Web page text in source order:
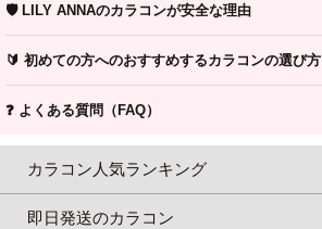
🛡️ LILY ANNAのカラコンが安全な理由
🔰 初めての方へのおすすめするカラコンの選び方
❓ よくある質問（FAQ）
カラコン人気ランキング
即日発送のカラコン